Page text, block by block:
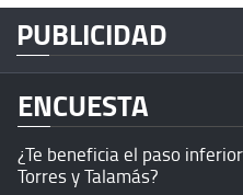
PUBLICIDAD
ENCUESTA
¿Te beneficia el paso
Torres y Talamás?